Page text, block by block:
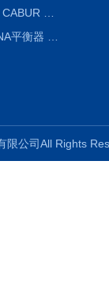
有限公司All Rights